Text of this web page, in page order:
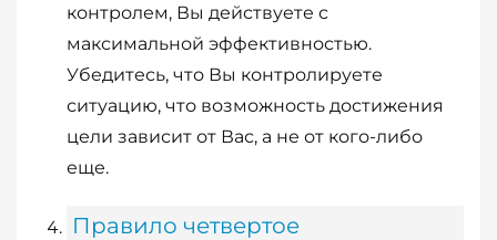
контролем, Вы действуете с
максимальной эффективностью.
Убедитесь, что Вы контролируете
ситуацию, что возможность достижения
цели зависит от Вас, а не от кого-либо
еще.
Правило четвертое